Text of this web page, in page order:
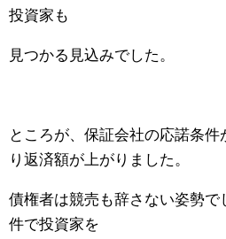
投資家も
見つかる見込みでした。
ところが、保証会社の応諾条件
り返済額が上がりました。
債権者は競売も辞さない姿勢で
件で投資家を